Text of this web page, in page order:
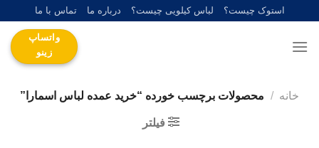
content
استوک چیست؟ لباس کیلویی چیست؟ درباره ما تماس با ما
واتساپ
زینو
خانه / محصولات برچسب خورده “خرید عمده لباس اسمارا”
فیلتر